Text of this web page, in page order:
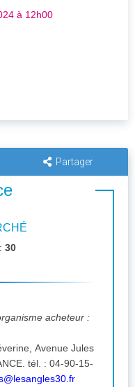
à 12h00
Partager
30
acheteur :
Jules